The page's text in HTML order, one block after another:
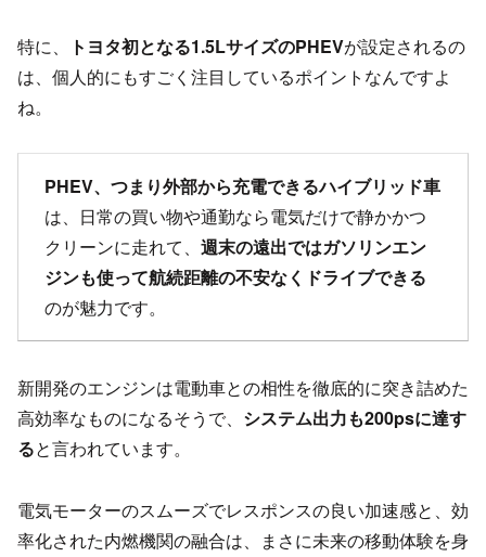
特に、 トヨタ初となる1.5LサイズのPHEVが設定されるの
は、個人的にもすごく注目しているポイントなんですよ
ね。
PHEV、つまり外部から充電できるハイブリッド車
は、日常の買い物や通勤なら電気だけで静かかつ
クリーンに走れて、 週末の遠出ではガソリンエン
ジンも使って航続距離の不安なくドライブできる
のが魅力です。
新開発のエンジンは電動車との相性を徹底的に突き詰めた
高効率なものになるそうで、 システム出力も200psに達す
ると言われています。
電気モーターのスムーズでレスポンスの良い加速感と、効
率化された内燃機関の融合は、まさに未来の移動体験を身